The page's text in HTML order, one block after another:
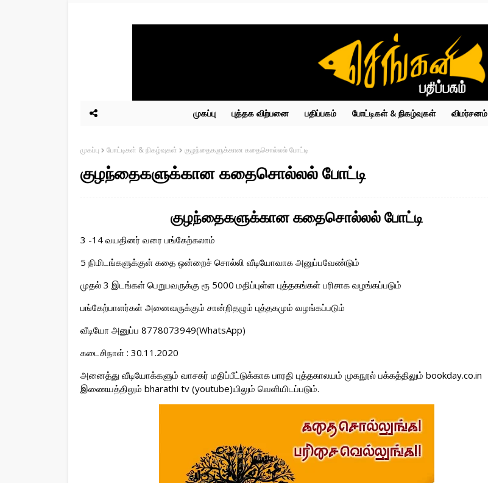
முகப்பு புத்தக விற்பனை பதிப்பகம் போட்டிகள் & நிகழ்வுகள் விமர்சனம்
முகப்பு போட்டிகள் & நிகழ்வுகள் குழந்தைகளுக்கான கதைசொல்லல் போட்டி
குழந்தைகளுக்கான கதைசொல்லல் போட்டி
குழந்தைகளுக்கான கதைசொல்லல் போட்டி
3 -14 வயதினர் வரை பங்கேற்கலாம்
5 நிமிடங்களுக்குள் கதை ஒன்றைச் சொல்லி வீடியோவாக அனுப்பவேண்டும்
முதல் 3 இடங்கள் பெறுபவருக்கு ரூ 5000 மதிப்புள்ள புத்தகங்கள் பரிசாக வழங்கப்படும்
பங்கேற்பாளர்கள் அனைவருக்கும் சான்றிதழும் புத்தகமும் வழங்கப்படும்
வீடியோ அனுப்ப 8778073949(WhatsApp)
கடைசிநாள் : 30.11.2020
அனைத்து வீடியோக்களும் வாசகர் மதிப்பீட்டுக்காக பாரதி புத்தகாலயம் முகநூல் பக்கத்திலும் bookday.co.in
இணையத்திலும் bharathi tv (youtube)யிலும் வெளியிடப்படும்.